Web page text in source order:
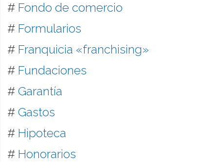
# Fondo de comercio
# Formularios
# Franquicia «franchising»
# Fundaciones
# Garantía
# Gastos
# Hipoteca
# Honorarios